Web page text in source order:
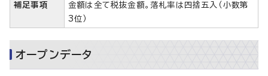
補足事項
金額は全て税抜金額。落札率は四捨五入（小数第
3位）
オープンデータ